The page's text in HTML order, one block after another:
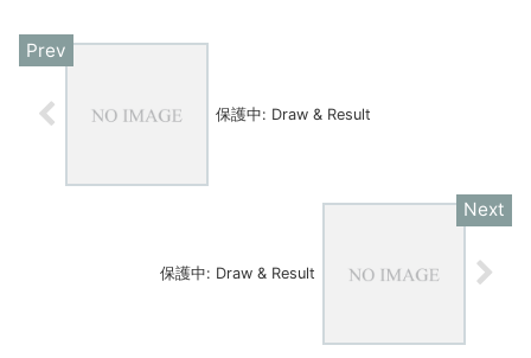
保護中: Draw & Result
保護中: Draw & Result